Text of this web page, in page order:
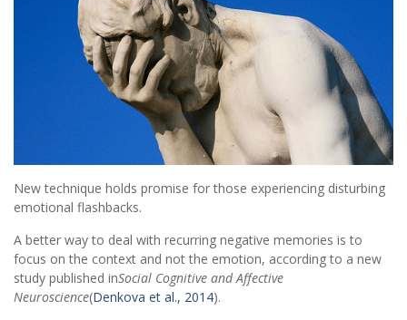
New technique holds promise for those experiencing disturbing
emotional flashbacks.
A better way to deal with recurring negative memories is to
focus on the context and not the emotion, according to a new
study published inSocial Cognitive and Affective
Neuroscience(Denkova et al., 2014).